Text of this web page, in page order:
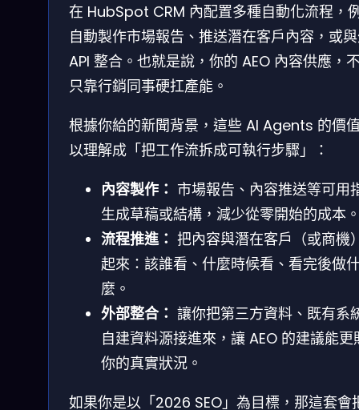
在 HubSpot CRM 內配置多種自動化流程，
自動製作市場報告、推送潛在客戶內容，或
API 整合。也就是說，你的 AEO 內容供應，
只靠行銷同事硬扛產能。
根據你給的新聞背景，這些 AI Agents 的價
以理解成「把工作流拆成可執行步驟」：
內容製作： 市場報告、內容推送等可用
生成草稿或結構，減少從零開始的成本
流程推進： 把內容與潛在客戶（或商機
起來：該誰看、什麼時候看、看完後做
麼。
外部整合： 讓你把第三方資料、既有系
自建資料源接進來，讓 AEO 的建議能更
你的真實狀況。
如果你是以「2026 SEO」為目標，那這套會